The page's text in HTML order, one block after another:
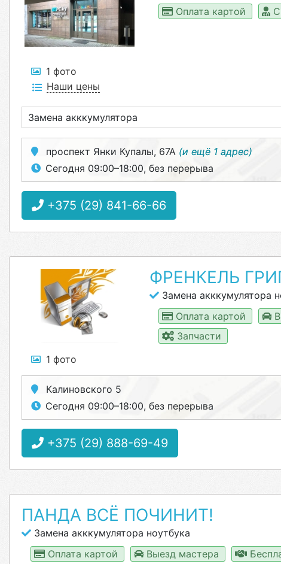
1 фото
Наши цены
Оплата картой
Замена акккумулятора
проспект Янки Купалы, 67А (и ещё 1 адрес)
Сегодня 09:00–18:00, без перерыва
+375 (29) 841-66-66
1 фото
ФРЕНКЕЛЬ
Замена акккумулятора
Оплата картой
Запчасти
Калиновского 5
Сегодня 09:00–18:00, без перерыва
+375 (29) 888-69-49
ПАНДА ВСЁ ПОЧИНИТ!
Замена акккумулятора ноутбука
Оплата картой
Выезд мастера